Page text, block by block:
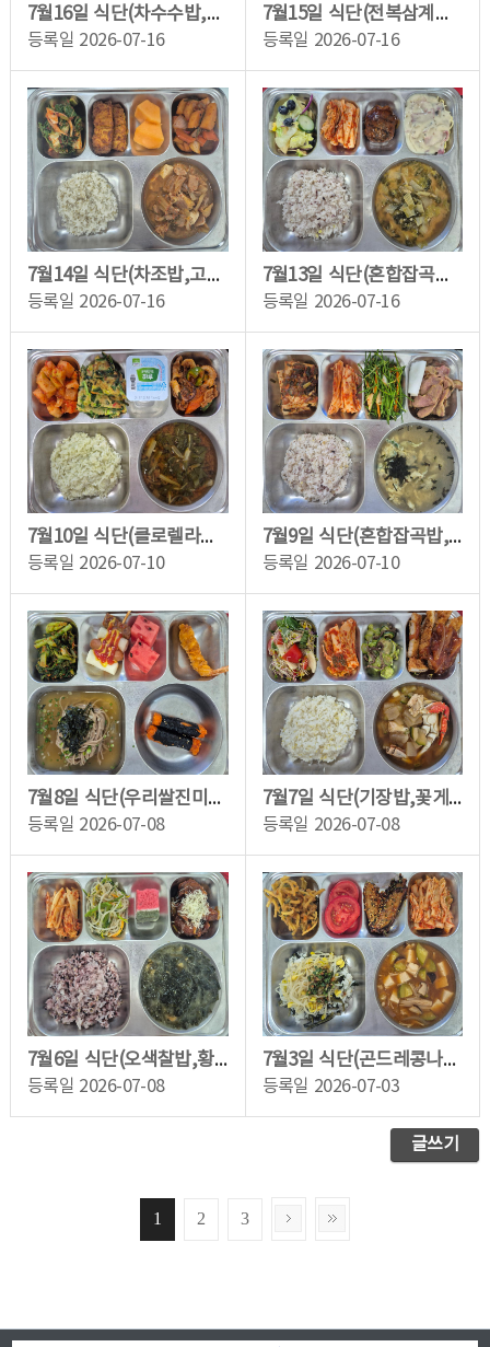
7월16일 식단(차수수밥,팽이버섯된장찌개,계란옷입은에그랑땡,등갈비김치찜,꼬들오이...
등록일 2026-07-16
7월15일 식단(전복삼계죽,닭다리바베큐구이,강원감자빵,깍두기,수박)
등록일 2026-07-16
7월14일 식단(차조밥,고기듬뿍김치찌개,매운감자조림,가지마카레구이,쌈추겉절이,노을...
등록일 2026-07-16
7월13일 식단(혼합잡곡밥,콩가루배추국,정통함박스테이크/소스,새우크림파스타,그린과...
등록일 2026-07-16
7월10일 식단(클로렐라쌀밥,근대된장국,쭈삼불고기,애호박새우부추전,깍두기,하루요거...
등록일 2026-07-10
7월9일 식단(혼합잡곡밥,야채가득물만두국,우리콩두부조림,훈제오리&무쌈,영양부추겉...
등록일 2026-07-10
7월8일 식단(우리쌀진미채꼬마김밥,왕새우메밀소바,소떡갈떡,열무김치,수박)
등록일 2026-07-08
7월7일 식단(기장밥,꽃게된장국,수제돈가스,오이뱃두리,배추김치,토마토치즈샐러드)
등록일 2026-07-08
7월6일 식단(오색찰밥,황태미역국,매콤등갈비찜(치즈),삼색나물무침,배추김치,우리쌀수...
등록일 2026-07-08
7월3일 식단(곤드레콩나물밥,호박된장찌개,연근조림,조기순살구이,배추김치,꿀토마토)
등록일 2026-07-03
글쓰기
1 2 3